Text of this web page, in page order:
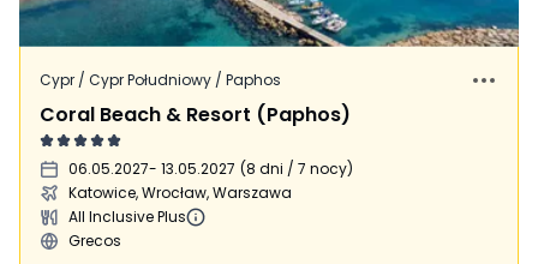
Cypr / Cypr Południowy / Paphos
Coral Beach & Resort (Paphos)
06.05.2027- 13.05.2027 (8 dni / 7 nocy)
Katowice, Wrocław, Warszawa
All Inclusive Plus
Grecos